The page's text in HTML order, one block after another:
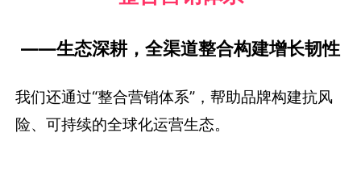
——生态深耕，全渠道整合构建增长韧性
我们还通过“整合营销体系”，帮助品牌构建抗风
险、可持续的全球化运营生态。